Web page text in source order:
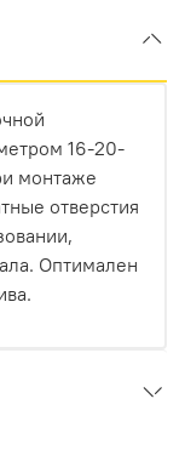
16-20-
монтаже
отверстия
Оптимален